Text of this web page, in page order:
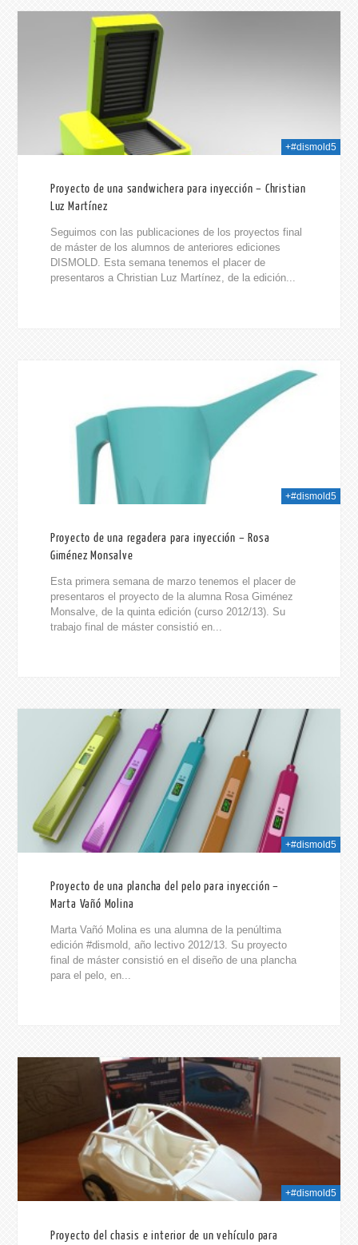
+#dismold5
Proyecto de una sandwichera para inyección – Christian
Luz Martínez
Seguimos con las publicaciones de los proyectos final
de máster de los alumnos de anteriores ediciones
DISMOLD. Esta semana tenemos el placer de
presentaros a Christian Luz Martínez, de la edición...
+#dismold5
Proyecto de una regadera para inyección – Rosa
Giménez Monsalve
Esta primera semana de marzo tenemos el placer de
presentaros el proyecto de la alumna Rosa Giménez
Monsalve, de la quinta edición (curso 2012/13). Su
trabajo final de máster consistió en...
+#dismold5
Proyecto de una plancha del pelo para inyección –
Marta Vañó Molina
Marta Vañó Molina es una alumna de la penúltima
edición #dismold, año lectivo 2012/13. Su proyecto
final de máster consistió en el diseño de una plancha
para el pelo, en...
+#dismold5
Proyecto del chasis e interior de un vehículo para